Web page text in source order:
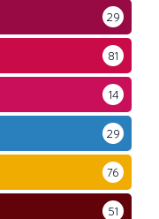
29
81
14
29
76
51